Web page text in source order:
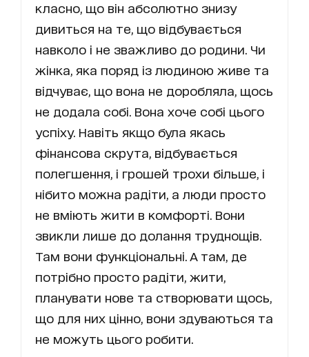
класно, що він абсолютно знизу
дивиться на те, що відбувається
навколо і не зважливо до родини. Чи
жінка, яка поряд із людиною живе та
відчуває, що вона не доробляла, щось
не додала собі. Вона хоче собі цього
успіху. Навіть якщо була якась
фінансова скрута, відбувається
полегшення, і грошей трохи більше, і
нібито можна радіти, а люди просто
не вміють жити в комфорті. Вони
звикли лише до долання труднощів.
Там вони функціональні. А там, де
потрібно просто радіти, жити,
планувати нове та створювати щось,
що для них цінно, вони здуваються та
не можуть цього робити.